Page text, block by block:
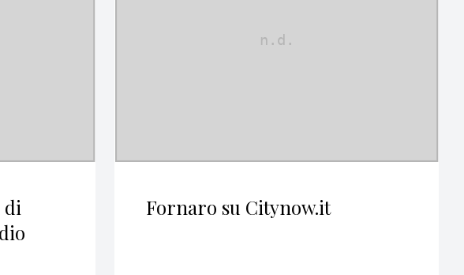
di
Fornaro su Citynow.it